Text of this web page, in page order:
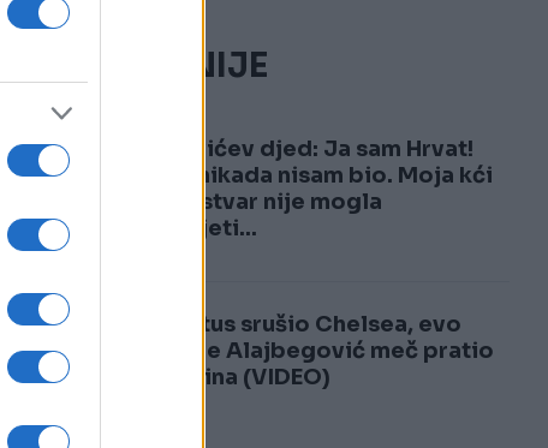
NAJČITANIJE
1
Đokovićev djed: Ja sam Hrvat!
Srbin nikada nisam bio. Moja kći
jednu stvar nije mogla
razumjeti...
2
Juventus srušio Chelsea, evo
zašto je Alajbegović meč pratio
sa tribina (VIDEO)